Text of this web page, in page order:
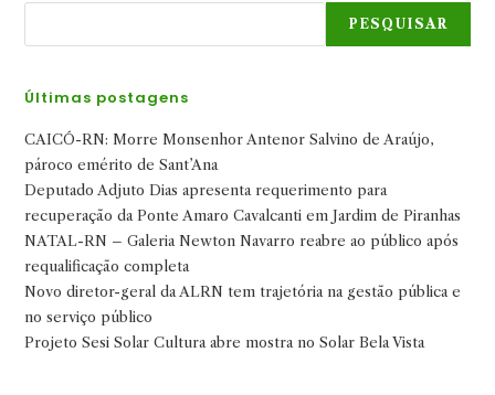
PESQUISAR
Últimas postagens
CAICÓ-RN: Morre Monsenhor Antenor Salvino de Araújo,
pároco emérito de Sant’Ana
Deputado Adjuto Dias apresenta requerimento para
recuperação da Ponte Amaro Cavalcanti em Jardim de Piranhas
NATAL-RN – Galeria Newton Navarro reabre ao público após
requalificação completa
Novo diretor-geral da ALRN tem trajetória na gestão pública e
no serviço público
Projeto Sesi Solar Cultura abre mostra no Solar Bela Vista